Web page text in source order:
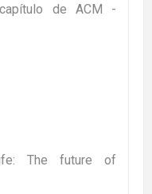
de ACM -
The future of